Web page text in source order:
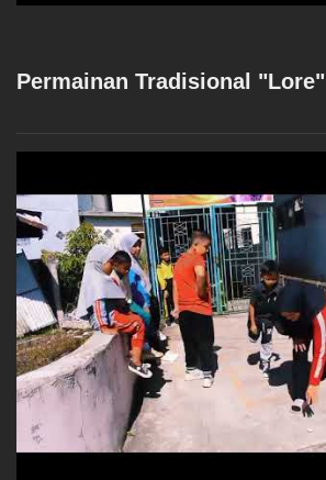
Permainan Tradisional "Lore"